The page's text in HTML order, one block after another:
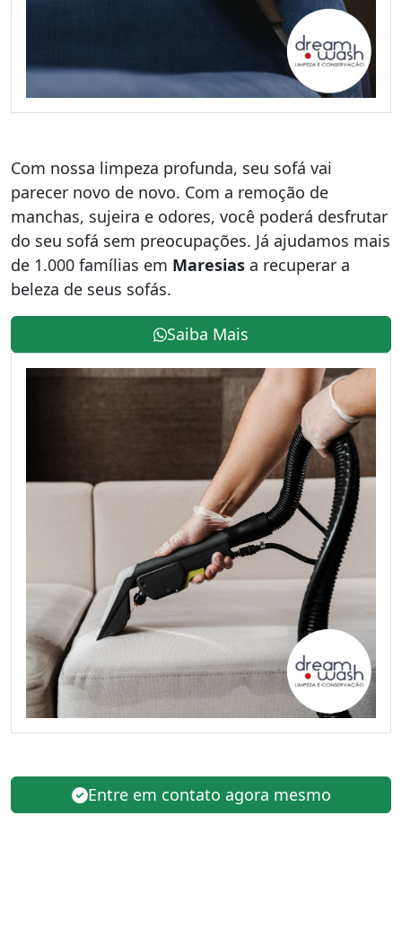
Com nossa limpeza profunda, seu sofá vai
parecer novo de novo. Com a remoção de
manchas, sujeira e odores, você poderá desfrutar
do seu sofá sem preocupações. Já ajudamos mais
de 1.000 famílias em Maresias a recuperar a
beleza de seus sofás.
Saiba Mais
Entre em contato agora mesmo